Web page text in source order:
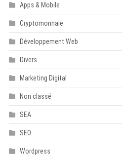
Apps & Mobile
Cryptomonnaie
Développement Web
Divers
Marketing Digital
Non classé
SEA
SEO
Wordpress